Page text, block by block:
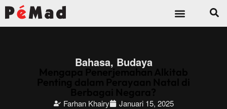
Bahasa, Budaya
Mengapa Penerjemahan Alkitab
Farhan Khairy Januari 15, 2025